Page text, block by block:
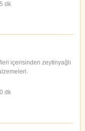
dk
içerisinden zeytinyağlı
dk